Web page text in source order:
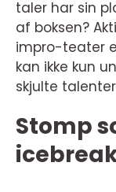
taler har sin
af boksen?
impro-teater
kan ikke kun
skjulte
Stomp